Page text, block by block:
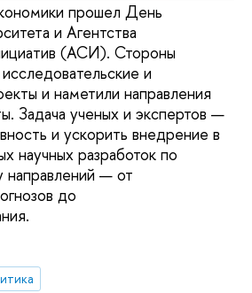
прошел День
и Агентства
(АСИ). Стороны
и
и наметили направления
Задача ученых и экспертов —
и ускорить внедрение в
научных разработок по
— от
до